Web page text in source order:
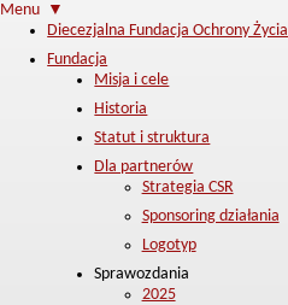
Menu ▼
Diecezjalna Fundacja Ochrony Życia
Fundacja
Misja i cele
Historia
Statut i struktura
Dla partnerów
Strategia CSR
Sponsoring działania
Logotyp
Sprawozdania
2025